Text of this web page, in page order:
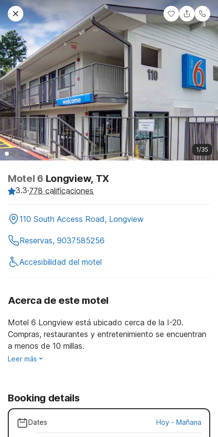
1/35
Motel 6 Longview, TX
3.3·778 calificaciones
110 South Access Road, Longview
Reservas, 9037585256
Accesibilidad del motel
Acerca de este motel
Motel 6 Longview está ubicado cerca de la I-20.
Compras, restaurantes y entretenimiento se encuentran
a menos de 10 millas.
Leer más
Booking details
Dates Hoy - Mañana